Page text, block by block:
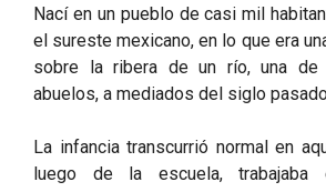
Nací en un pueblo de casi mil
el sureste mexicano, en lo que era
sobre la ribera de un río, una
abuelos, a mediados del siglo
La infancia transcurrió normal en
luego de la escuela, trabajaba